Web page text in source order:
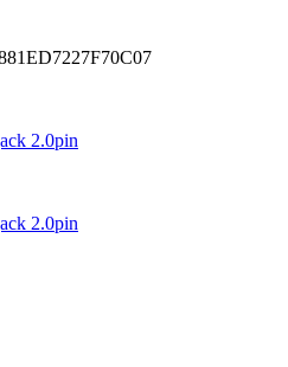
2.0pin
2.0pin